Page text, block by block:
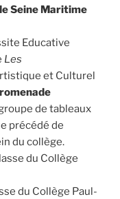
Seine Maritime
Educative
Les
et Culturel
de tableaux
précédé de
du collège.
du Collège
du Collège Paul-